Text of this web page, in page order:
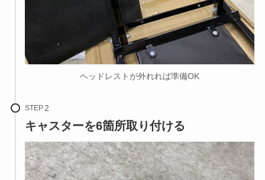
ヘッドレストが外れれば準備OK
STEP
キャスターを6箇所取り付ける